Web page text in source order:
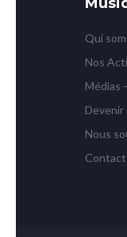
Qui
Nos
Médias
Devenir
Nous
Contact